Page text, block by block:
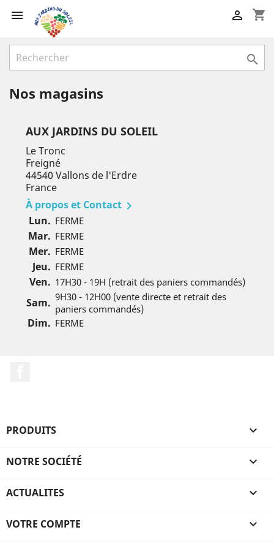
 shopping_cart


Nos magasins
AUX JARDINS DU SOLEIL
Le Tronc
Freigné
44540 Vallons de l'Erdre
France
À propos et Contact 
Lun. FERME
Mar. FERME
Mer. FERME
Jeu. FERME
Ven. 17H30 - 19H (retrait des paniers commandés)
Sam. 9H30 - 12H00 (vente directe et retrait des
paniers commandés)
Dim. FERME
PRODUITS 
NOTRE SOCIÉTÉ 
ACTUALITES 
VOTRE COMPTE 